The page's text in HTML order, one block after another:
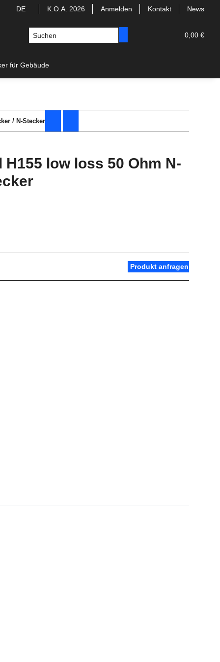
DE K.O.A. 2026 Anmelden Kontakt News
0,00 €
für Gebäude
/ N-Stecker
H155 low loss 50 Ohm N-
Produkt anfragen